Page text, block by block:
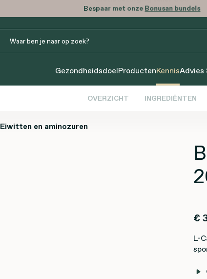
Bespaar met onzeBonusan bundels
GezondheidsdoelProductenKennisAdvies
OVERZICHT INGREDIËNTEN
Eiwitten en aminozuren
€
L-